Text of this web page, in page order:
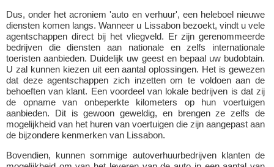
Dus, onder het acroniem 'auto en verhuur', een heleboel nieuwe
diensten komen langs. Wanneer u Lissabon bezoekt, vindt u vele
agentschappen direct bij het vliegveld. Er zijn gerenommeerde
bedrijven die diensten aan nationale en zelfs internationale
toeristen aanbieden. Duidelijk uw geest en bepaal uw budobtain.
U zal kunnen kiezen uit een aantal oplossingen. Het is gewezen
dat deze agentschappen zich inzetten om te voldoen aan de
behoeften van klant. Een voordeel van lokale bedrijven is dat zij
de opname van onbeperkte kilometers op hun voertuigen
aanbieden. Dit is gewoon geweldig, en brengen ze zelfs de
mogelijkheid van het huren van voertuigen die zijn aangepast aan
de bijzondere kenmerken van Lissabon.
Bovendien, kunnen sommige autoverhuurbedrijven klanten de